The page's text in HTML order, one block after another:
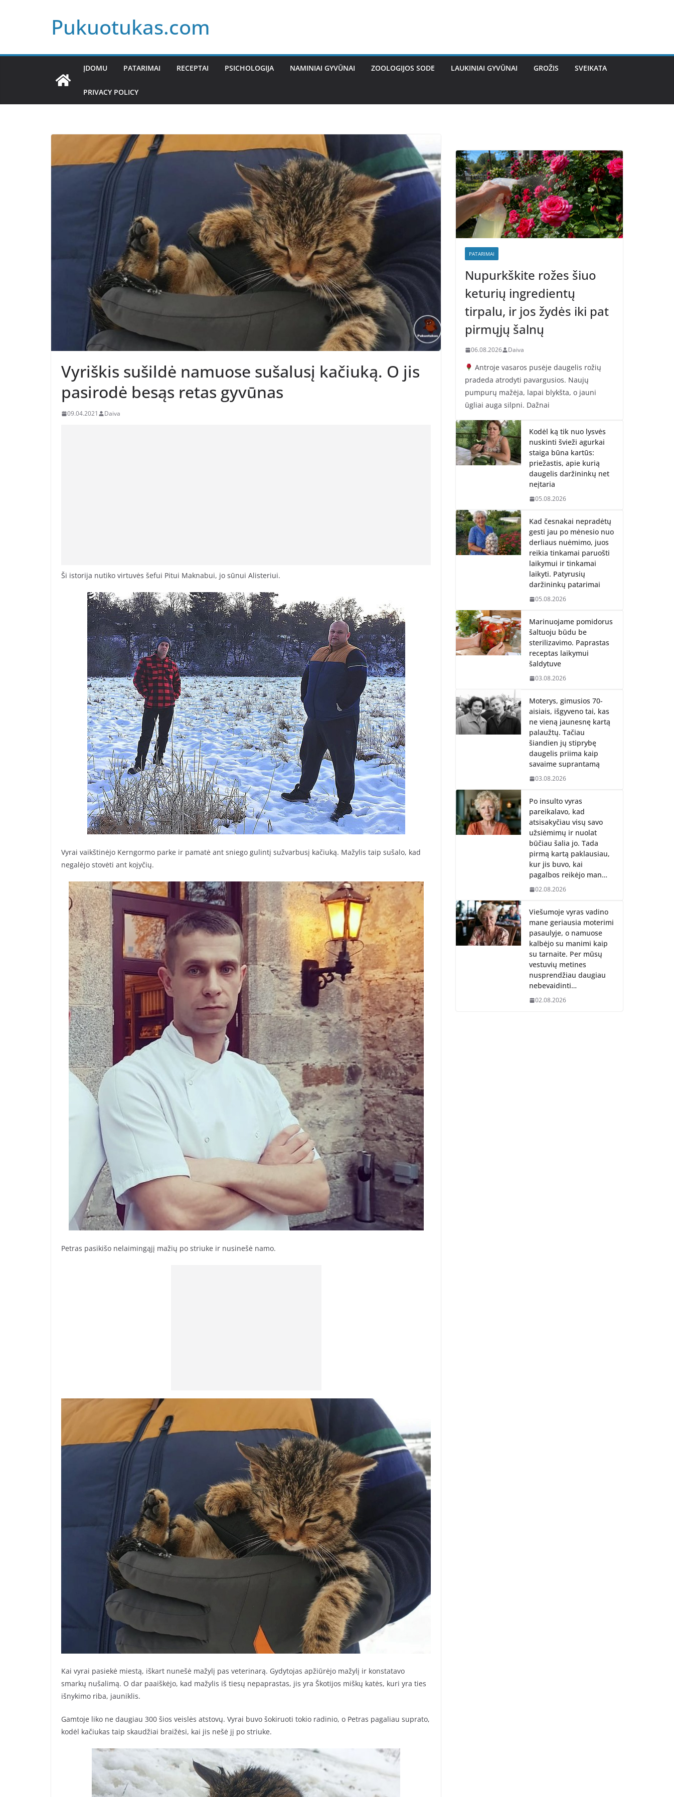
Pukuotukas.com
ĮDOMU PATARIMAI RECEPTAI PSICHOLOGIJA NAMINIAI GYVŪNAI ZOOLOGIJOS SODE LAUKINIAI GYVŪNAI GROŽIS SVEIKATA
PRIVACY POLICY
Vyriškis sušildė namuose sušalusį kačiuką. O jis
pasirodė besąs retas gyvūnas
09.04.2021 Daiva
Ši istorija nutiko virtuvės šefui Pitui Maknabui, jo sūnui Alisteriui.
Vyrai vaikštinėjo Kerngormo parke ir pamatė ant sniego gulintį sužvarbusį kačiuką. Mažylis taip sušalo, kad
negalėjo stovėti ant kojyčių.
Petras pasikišo nelaimingąjį mažių po striuke ir nusinešė namo.
Kai vyrai pasiekė miestą, iškart nunešė mažylį pas veterinarą. Gydytojas apžiūrėjo mažylį ir konstatavo
smarkų nušalimą. O dar paaiškėjo, kad mažylis iš tiesų nepaprastas, jis yra Škotijos miškų katės, kuri yra ties
išnykimo riba, jauniklis.
Gamtoje liko ne daugiau 300 šios veislės atstovų. Vyrai buvo šokiruoti tokio radinio, o Petras pagaliau suprato,
kodėl kačiukas taip skaudžiai braižėsi, kai jis nešė jį po striuke.
PATARIMAI
Nupurkškite rožes šiuo
keturių ingredientų
tirpalu, ir jos žydės iki pat
pirmųjų šalnų
06.08.2026 Daiva
Antroje vasaros pusėje daugelis rožių
pradeda atrodyti pavargusios. Naujų
pumpurų mažėja, lapai blykšta, o jauni
ūgliai auga silpni. Dažnai
Kodėl ką tik nuo lysvės
nuskinti švieži agurkai
staiga būna kartūs:
priežastis, apie kurią
daugelis daržininkų net
neįtaria
05.08.2026
Kad česnakai nepradėtų
gesti jau po mėnesio nuo
derliaus nuėmimo, juos
reikia tinkamai paruošti
laikymui ir tinkamai
laikyti. Patyrusių
daržininkų patarimai
05.08.2026
Marinuojame pomidorus
šaltuoju būdu be
sterilizavimo. Paprastas
receptas laikymui
šaldytuve
03.08.2026
Moterys, gimusios 70-
aisiais, išgyveno tai, kas
ne vieną jaunesnę kartą
palaužtų. Tačiau
šiandien jų stiprybę
daugelis priima kaip
savaime suprantamą
03.08.2026
Po insulto vyras
pareikalavo, kad
atsisakyčiau visų savo
užsiėmimų ir nuolat
būčiau šalia jo. Tada
pirmą kartą paklausiau,
kur jis buvo, kai
pagalbos reikėjo man…
02.08.2026
Viešumoje vyras vadino
mane geriausia moterimi
pasaulyje, o namuose
kalbėjo su manimi kaip
su tarnaite. Per mūsų
vestuvių metines
nusprendžiau daugiau
nebevaidinti…
02.08.2026